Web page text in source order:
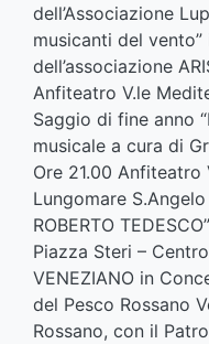
dell’Associazione
musicanti del
dell’associazione
Anfiteatro V.le
Saggio di fine anno
musicale a cura di
Ore 21.00
Lungomare
ROBERTO
Piazza Steri –
VENEZIANO in
del Pesco Rossano
Rossano, con il